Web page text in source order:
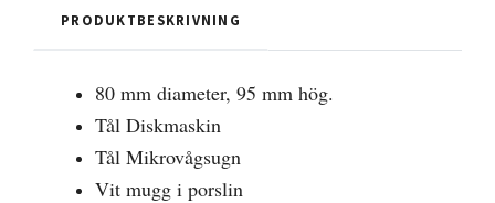
PRODUKTBESKRIVNING
80 mm diameter, 95 mm hög.
Tål Diskmaskin
Tål Mikrovågsugn
Vit mugg i porslin